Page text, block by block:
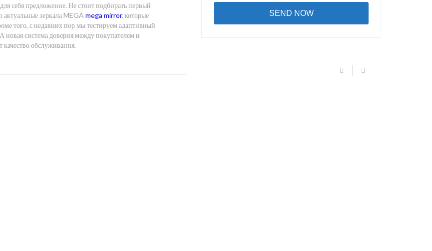
себя предложение. Не стоит подбирать первый
зеркала MEGA mega mirror, которые
того, с недавних пор мы тестируем адаптивный
система доверия между покупателем и
обслуживания.